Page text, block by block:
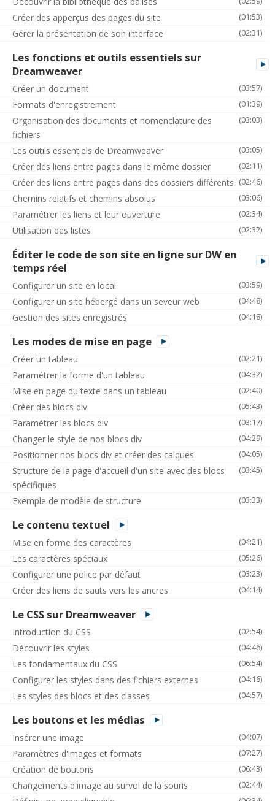
(01:53)
Créer des apperçus des pages du site
(02:31)
Gérer la présentation de son interface
Les fonctions et outils essentiels sur
Dreamweaver
(03:57)
Créer un document
(01:39)
Formats d'enregistrement
(03:03)
Organisation des documents et nomenclature des
fichiers
(03:05)
Les outils essentiels de Dreamweaver
(02:11)
Créer des liens entre pages dans le même dossier
(02:46)
Créer des liens entre pages dans des dossiers différents
(03:06)
Chemins relatifs et chemins absolus
(02:34)
Paramétrer les liens et leur ouverture
(02:32)
Utilisation des listes
Éditer le code de son site en ligne sur DW en
temps réel
(03:59)
Configurer un site en local
(04:48)
Configurer un site hébergé dans un seveur web
(04:18)
Gestion des sites enregistrés
Les modes de mise en page
(02:21)
Créer un tableau
(04:32)
Paramétrer la forme d'un tableau
(02:40)
Mise en page du texte dans un tableau
(05:43)
Créer des blocs div
(03:17)
Paramétrer les blocs div
(04:29)
Changer le style de nos blocs div
(04:05)
Positionner nos blocs div et créer des calques
(03:45)
Structure de la page d'accueil d'un site avec des blocs
spécifiques
(03:33)
Exemple de modèle de structure
Le contenu textuel
(04:21)
Mise en forme des caractères
(05:26)
Les caractères spéciaux
(03:23)
Configurer une police par défaut
(04:14)
Créer des liens de sauts vers les ancres
Le CSS sur Dreamweaver
(02:54)
Introduction du CSS
(04:46)
Découvrir les styles
(06:54)
Les fondamentaux du CSS
(04:16)
Configurer les styles dans des fichiers externes
(04:57)
Les styles des blocs et des classes
Les boutons et les médias
(04:07)
Insérer une image
(07:27)
Paramètres d'images et formats
(06:43)
Création de boutons
(02:44)
Changements d'image au survol de la souris